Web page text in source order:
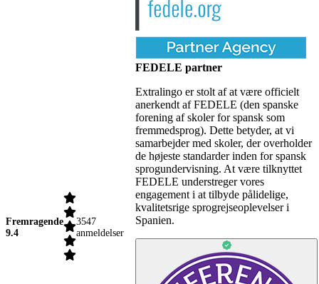
Fremragende
9.4
3547
anmeldelser
FEDELE partner
Extralingo er stolt af at være officielt
anerkendt af FEDELE (den spanske
forening af skoler for spansk som
fremmedsprog). Dette betyder, at vi
samarbejder med skoler, der overholder
de højeste standarder inden for spansk
sprogundervisning. At være tilknyttet
FEDELE understreger vores
engagement i at tilbyde pålidelige,
kvalitetsrige sprogrejseoplevelser i
Spanien.